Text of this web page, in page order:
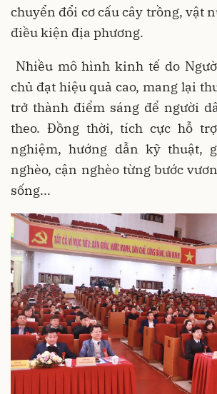
chuyển đổi cơ cấu cây trồng, vật
điều kiện địa phương.
Nhiều mô hình kinh tế do
chủ đạt hiệu quả cao, mang lại
trở thành điểm sáng để người
theo. Đồng thời, tích cực hỗ
nghiệm, hướng dẫn kỹ thuật,
nghèo, cận nghèo từng bước
sống...